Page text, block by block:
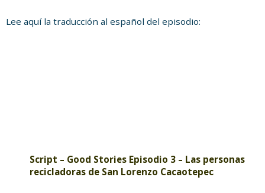
Lee aquí la traducción al español del episodio:
Script – Good Stories Episodio 3 – Las personas
recicladoras de San Lorenzo Cacaotepec